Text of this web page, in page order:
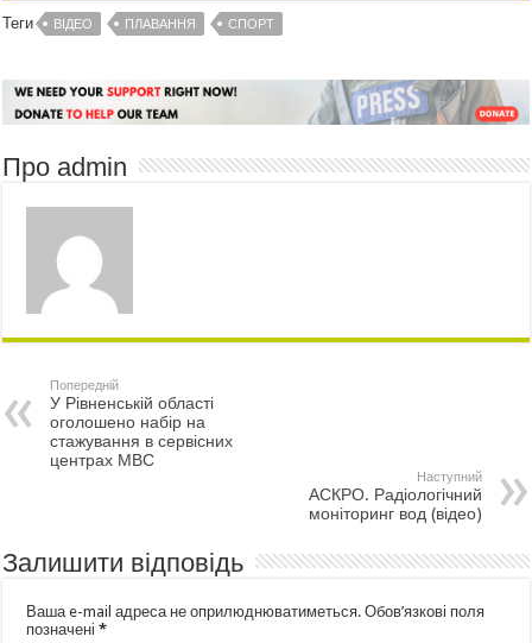
Теги ВІДЕО ПЛАВАННЯ СПОРТ
Про admin
Попередній
У Рівненській області
оголошено набір на
стажування в сервісних
центрах МВС
Наступний
АСКРО. Радіологічний
моніторинг вод (відео)
Залишити відповідь
Ваша e-mail адреса не оприлюднюватиметься. Обов’язкові поля
позначені*